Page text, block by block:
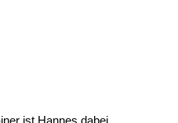
ist Hannes dabei.